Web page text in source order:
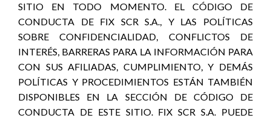
SITIO EN TODO MOMENTO. EL CÓDIGO DE
CONDUCTA DE FIX SCR S.A., Y LAS POLÍTICAS
SOBRE CONFIDENCIALIDAD, CONFLICTOS DE
INTERÉS, BARRERAS PARA LA INFORMACIÓN PARA
CON SUS AFILIADAS, CUMPLIMIENTO, Y DEMÁS
POLÍTICAS Y PROCEDIMIENTOS ESTÁN TAMBIÉN
DISPONIBLES EN LA SECCIÓN DE CÓDIGO DE
CONDUCTA DE ESTE SITIO. FIX SCR S.A. PUEDE